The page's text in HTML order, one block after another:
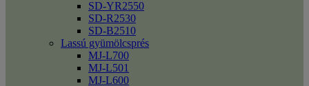
SD-YR2550
SD-R2530
SD-B2510
Lassú gyümölcsprés
MJ-L700
MJ-L501
MJ-L600